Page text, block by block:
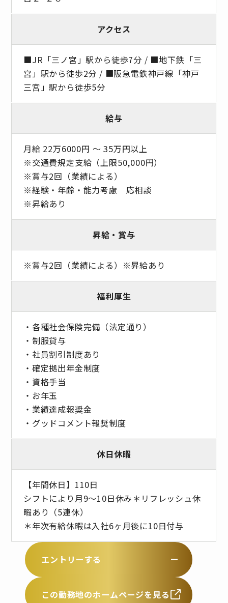
アクセス
■JR「三ノ宮」駅から徒歩7分 / ■地下鉄「三
宮」駅から徒歩2分 / ■阪急電鉄神戸線「神戸
三宮」駅から徒歩5分
給与
月給 22万6000円 〜 35万円以上
※交通費規定支給（上限50,000円）
※賞与2回（業績による）
※経験・年齢・能力考慮 応相談
※昇給あり
昇給・賞与
※賞与2回（業績による）※昇給あり
福利厚生
・各種社会保険完備（法定通り）
・制服貸与
・社員割引制度あり
・確定拠出年金制度
・資格手当
・お年玉
・業績達成報奨金
・グッドコメント報奨制度
休日休暇
【年間休日】110日
シフトにより月9～10日休み＊リフレッシュ休
暇あり（5連休）
＊年次有給休暇は入社6ヶ月後に10日付与
エントリーする
この勤務地のホームページを見る